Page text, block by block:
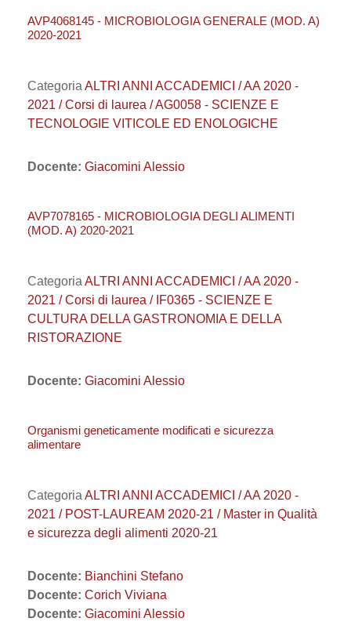
AVP4068145 - MICROBIOLOGIA GENERALE (MOD. A)
2020-2021
Categoria ALTRI ANNI ACCADEMICI / AA 2020 -
2021 / Corsi di laurea / AG0058 - SCIENZE E
TECNOLOGIE VITICOLE ED ENOLOGICHE
Docente: Giacomini Alessio
AVP7078165 - MICROBIOLOGIA DEGLI ALIMENTI
(MOD. A) 2020-2021
Categoria ALTRI ANNI ACCADEMICI / AA 2020 -
2021 / Corsi di laurea / IF0365 - SCIENZE E
CULTURA DELLA GASTRONOMIA E DELLA
RISTORAZIONE
Docente: Giacomini Alessio
Organismi geneticamente modificati e sicurezza
alimentare
Categoria ALTRI ANNI ACCADEMICI / AA 2020 -
2021 / POST-LAUREAM 2020-21 / Master in Qualità
e sicurezza degli alimenti 2020-21
Docente: Bianchini Stefano
Docente: Corich Viviana
Docente: Giacomini Alessio